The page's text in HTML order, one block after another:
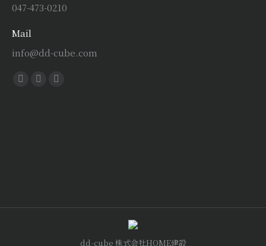
047-473-0210
Mail
info@dd-cube.com
Find us on:
Facebook
X
Instagram
dd-cube 株式会社HOME建設